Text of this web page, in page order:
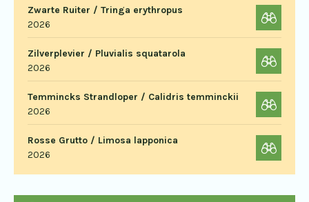
Zwarte Ruiter / Tringa erythropus
2026
Zilverplevier / Pluvialis squatarola
2026
Temmincks Strandloper / Calidris temminckii
2026
Rosse Grutto / Limosa lapponica
2026